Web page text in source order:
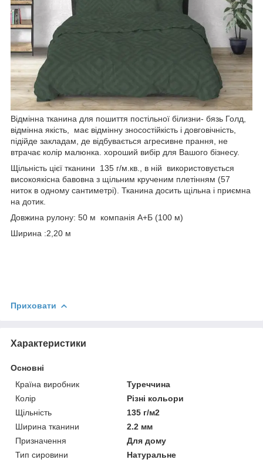
Відмінна тканина для пошиття постільної білизни- бязь Голд,
відмінна якість, має відмінну зносостійкість і довговічність,
підійде закладам, де відбувається агресивне прання, не
втрачає колір малюнка. хороший вибір для Вашого бізнесу.
Щільність цієї тканини 135 г/м.кв., в ній використовується
високоякісна бавовна з щільним крученим плетінням (57
ниток в одному сантиметрі). Тканина досить щільна і приємна
на дотик.
Довжина рулону: 50 м компанія А+Б (100 м)
Ширина :2,20 м
Приховати
Характеристики
Основні
Країна виробник
Туреччина
Колір
Різні кольори
Щільність
135 г/м2
Ширина тканини
2.2 мм
Призначення
Для дому
Тип сировини
Натуральне